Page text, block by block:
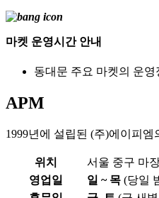
마켓 운영시간 안내
동대문 주요 마켓의 운
APM
1999년에 설립된 (주)에이피
위치
서울 중구 마
영업일
일 ~ 목 (당일